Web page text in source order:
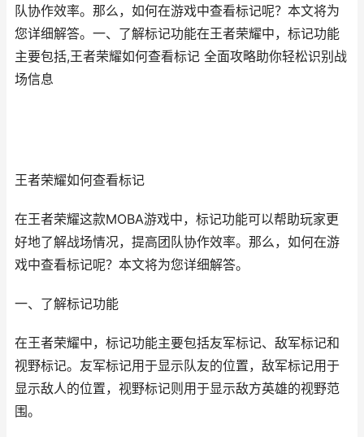
队协作效率。那么，如何在游戏中查看标记呢？本文将为
您详细解答。一、了解标记功能在王者荣耀中，标记功能
主要包括,王者荣耀如何查看标记 全面攻略助你轻松识别战
场信息
王者荣耀如何查看标记
在王者荣耀这款MOBA游戏中，标记功能可以帮助玩家更
好地了解战场情况，提高团队协作效率。那么，如何在游
戏中查看标记呢？本文将为您详细解答。
一、了解标记功能
在王者荣耀中，标记功能主要包括友军标记、敌军标记和
视野标记。友军标记用于显示队友的位置，敌军标记用于
显示敌人的位置，视野标记则用于显示敌方英雄的视野范
围。